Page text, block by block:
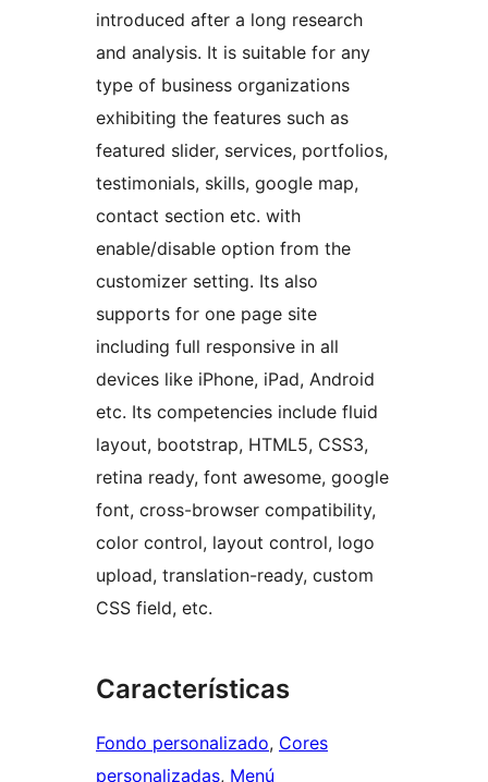
introduced after a long research
and analysis. It is suitable for any
type of business organizations
exhibiting the features such as
featured slider, services, portfolios,
testimonials, skills, google map,
contact section etc. with
enable/disable option from the
customizer setting. Its also
supports for one page site
including full responsive in all
devices like iPhone, iPad, Android
etc. Its competencies include fluid
layout, bootstrap, HTML5, CSS3,
retina ready, font awesome, google
font, cross-browser compatibility,
color control, layout control, logo
upload, translation-ready, custom
CSS field, etc.
Características
Fondo personalizado, Cores
personalizadas, Menú